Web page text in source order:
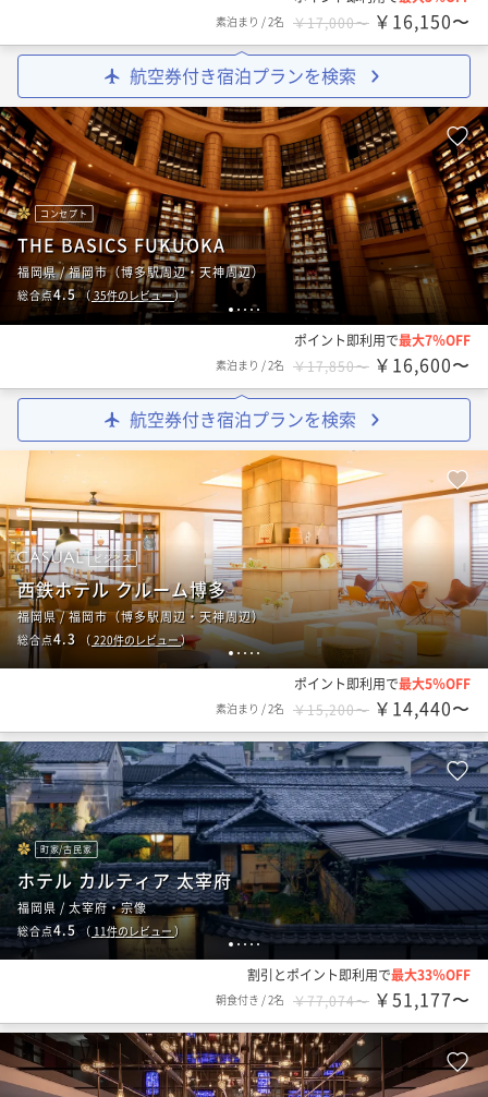
素泊まり /2名 ￥17,000〜 ￥16,150〜
航空券付き宿泊プランを検索
12 3 45
コンセプト
THE BASICS FUKUOKA
福岡県 / 福岡市（博多駅周辺・天神周辺）
総合点4.5（35件のレビュー）
ポイント即利用で最大7％OFF
素泊まり /2名 ￥17,850〜 ￥16,600〜
航空券付き宿泊プランを検索
1 2 3 45
ビジネス
西鉄ホテル クルーム博多
福岡県 / 福岡市（博多駅周辺・天神周辺）
総合点4.3 （ 220件のレビュー）
ポイント即利用で最大5％OFF
素泊まり /2名 ￥15,200〜 ￥14,440〜
1 2345
町家/古民家
ホテル カルティア 太宰府
福岡県 / 太宰府・宗像
総合点4.5（ 11件のレビュー）
割引とポイント即利用で最大33％OFF
朝食付き /2名 ￥77,074〜 ￥51,177〜